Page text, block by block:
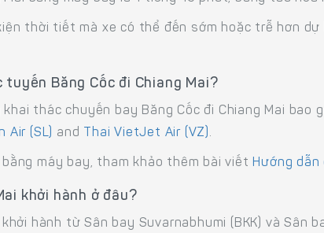
thời tiết mà xe có thể đến sớm hoặc trễ hơn
Băng Cốc đi Chiang Mai?
thác chuyến bay Băng Cốc đi Chiang Mai bao
Air (SL) and Thai VietJet Air (VZ).
máy bay, tham khảo thêm bài viếtHướng dẫn
khởi hành ở đâu?
hành từ Sân bay Suvarnabhumi (BKK) và Sân